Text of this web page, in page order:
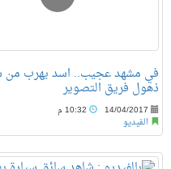
في مشهد عجيب.. اسد يهرب
ذهول فريق التصوير
14/04/2017
الفيديو